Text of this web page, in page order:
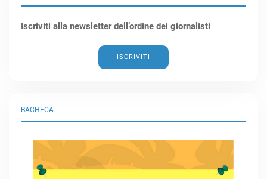
BACHECA
Iscriviti alla newsletter dell’ordine dei giornalisti
ISCRIVITI